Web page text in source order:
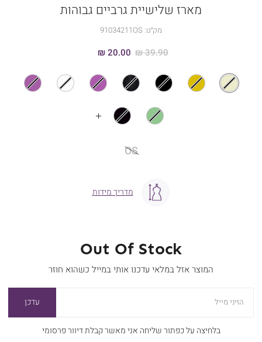
מארז שלישיית גרביים גבוהות
מק״ט: 91034211OS
20.00 ₪ 39.90 ₪
מידה
OS
OS
מדריך מידות
Out Of Stock
המוצר אזל במלאי עדכנו אותי במייל כשהוא חוזר
הזיני מייל
בלחיצה על כפתור שליחה אני מאשר קבלת דיוור פרסומי
עדכן